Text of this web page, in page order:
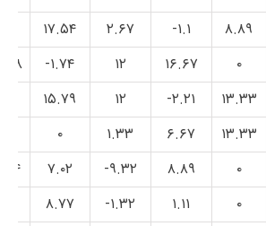
۸.۸۹ ۱.۱- ۲.۶۷ ۱۷.۵۴
۰ ۱۶.۶۷ ۱۲ ۱.۷۴-
۱۳.۳۳ ۲.۲۱- ۱۲ ۱۵.۷۹
۱۳.۳۳ ۶.۶۷ ۱.۳۳ ۰
۰ ۸.۸۹ ۹.۳۲- ۷.۰۲
۰ ۱.۱۱ ۱.۳۲- ۸.۷۷